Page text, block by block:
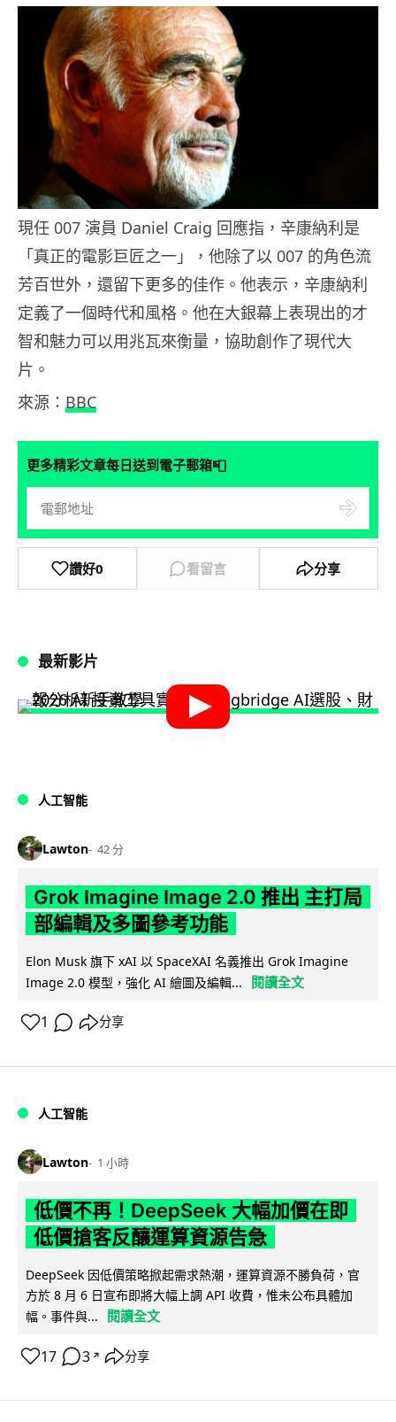
現任 007 演員 Daniel Craig 回應指，辛康納利是
「真正的電影巨匠之一」，他除了以 007 的角色流
芳百世外，還留下更多的佳作。他表示，辛康納利
定義了一個時代和風格。他在大銀幕上表現出的才
智和魅力可以用兆瓦來衡量，協助創作了現代大
片。
來源： BBC
更多精彩文章每日送到電子郵箱📮
讚好0 看留言 分享
最新影片
人工智能
Lawton 42 分
Grok Imagine Image 2.0 推出 主打局
部編輯及多圖參考功能
Elon Musk 旗下 xAI 以 SpaceXAI 名義推出 Grok Imagine
Image 2.0 模型，強化 AI 繪圖及編輯...
閱讀全文
1 分享
人工智能
Lawton 1 小時
低價不再！DeepSeek 大幅加價在即
低價搶客反釀運算資源告急
DeepSeek 因低價策略掀起需求熱潮，運算資源不勝負荷，官
方於 8 月 6 日宣布即將大幅上調 API 收費，惟未公布具體加
幅。事件與...
閱讀全文
17 3 ↗ 分享